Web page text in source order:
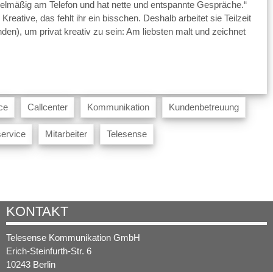
am Telefon und hat nette und entspannte Gespräche.“
das fehlt ihr ein bisschen. Deshalb arbeitet sie Teilzeit
um privat kreativ zu sein: Am liebsten malt und zeichnet
Callcenter Kommunikation Kundenbetreuung
Mitarbeiter Telesense
KONTAKT
Telesense Kommunikation GmbH
Erich-Steinfurth-Str. 6
10243 Berlin